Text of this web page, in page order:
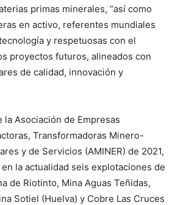
primas minerales, “así como
en activo, referentes mundiales
y respetuosas con el
proyectos futuros, alineados con
de calidad, innovación y
la Asociación de Empresas
Transformadoras Minero-
y de Servicios (AMINER) de 2021,
la actualidad seis explotaciones de
de Riotinto, Mina Aguas Teñidas,
Sotiel (Huelva) y Cobre Las Cruces